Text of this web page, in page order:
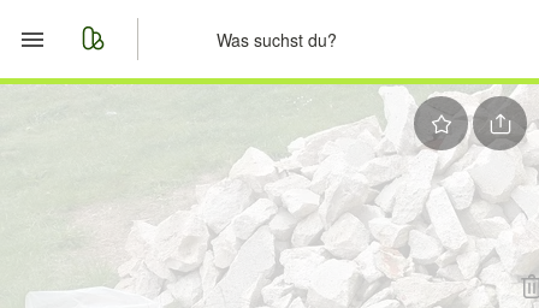
Start
Nachrichten
Anzeige aufgeben